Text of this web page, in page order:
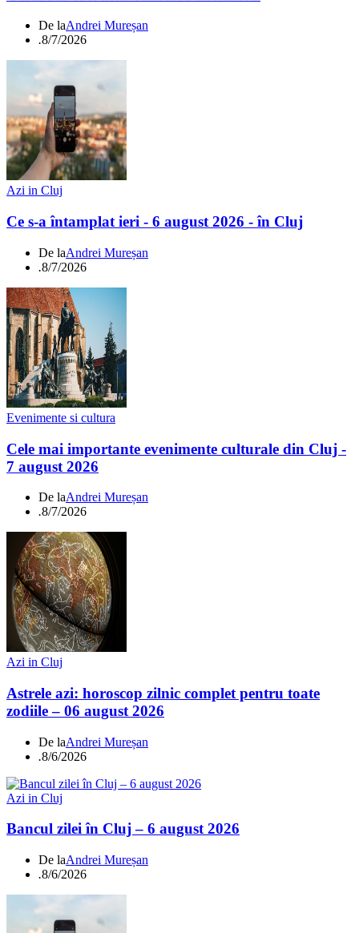
De laAndrei Mureșan
.8/7/2026
Azi in Cluj
Ce s-a întamplat ieri - 6 august 2026 - în Cluj
De laAndrei Mureșan
.8/7/2026
Evenimente si cultura
Cele mai importante evenimente culturale din Cluj -
7 august 2026
De laAndrei Mureșan
.8/7/2026
Azi in Cluj
Astrele azi: horoscop zilnic complet pentru toate
zodiile – 06 august 2026
De laAndrei Mureșan
.8/6/2026
Azi in Cluj
Bancul zilei în Cluj – 6 august 2026
De laAndrei Mureșan
.8/6/2026